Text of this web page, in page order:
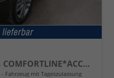
Comfortline 1.5 TSI DSG COMFORTLINE*ACC*LED*PDC*KAMERA*NAVI*SHZ* 7-SITZER 17-ZOLL
Fahrzeug mit Tageszulassung